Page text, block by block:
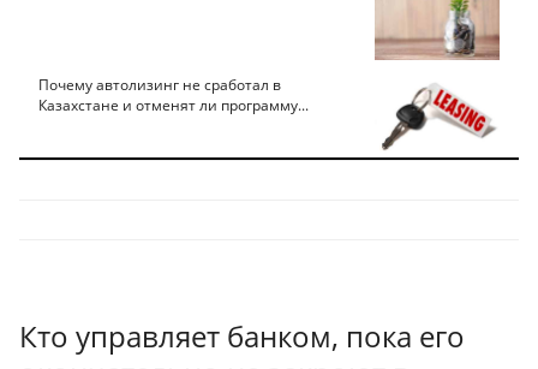
Почему автолизинг не сработал в
Казахстане и отменят ли программу...
Кто управляет банком, пока его